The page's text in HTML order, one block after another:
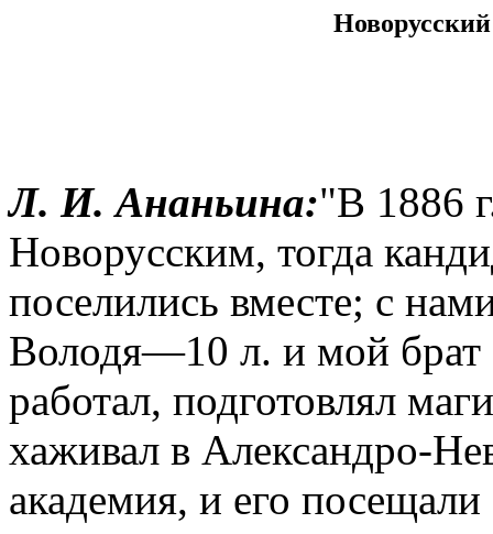
Л. И. Ананьина:"В 1886
Новорусским, тогда
поселились вместе; с
Володя—10 л. и мой
работал, подготовлял
хаживал в Александро-
академия, и его